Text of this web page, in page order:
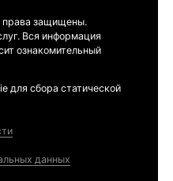
права защищены.
Вся информация
ознакомительный
для сбора статической
данных